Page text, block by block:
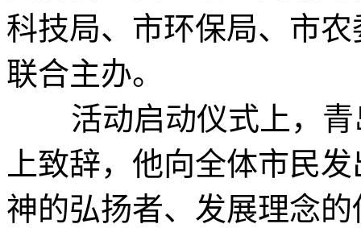
科技局、市环保局、市
联合主办。
活动启动仪式上，青
上致辞，他向全体市民
神的弘扬者、发展理念